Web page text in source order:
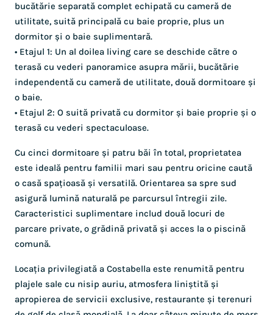
bucătărie separată complet echipată cu cameră de
utilitate, suită principală cu baie proprie, plus un
dormitor și o baie suplimentară.
• Etajul 1: Un al doilea living care se deschide către o
terasă cu vederi panoramice asupra mării, bucătărie
independentă cu cameră de utilitate, două dormitoare și
o baie.
• Etajul 2: O suită privată cu dormitor și baie proprie și o
terasă cu vederi spectaculoase.
Cu cinci dormitoare și patru băi în total, proprietatea
este ideală pentru familii mari sau pentru oricine caută
o casă spațioasă și versatilă. Orientarea sa spre sud
asigură lumină naturală pe parcursul întregii zile.
Caracteristici suplimentare includ două locuri de
parcare private, o grădină privată și acces la o piscină
comună.
Locația privilegiată a Costabella este renumită pentru
plajele sale cu nisip auriu, atmosfera liniștită și
apropierea de servicii exclusive, restaurante și terenuri